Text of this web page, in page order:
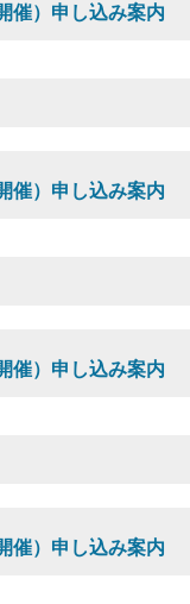
催）申し込み案内
催）申し込み案内
催）申し込み案内
催）申し込み案内